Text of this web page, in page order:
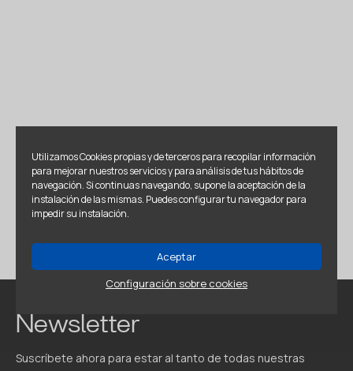
Utilizamos Cookies propias y de terceros para recopilar información
para mejorar nuestros servicios y para análisis de tus hábitos de
navegación. Si continuas navegando, supone la aceptación de la
instalación de las mismas. Puedes configurar tu navegador para
impedir su instalación.
Aceptar
Configuración sobre cookies
Newsletter
Suscríbete ahora para estar al tanto de todas nuestras